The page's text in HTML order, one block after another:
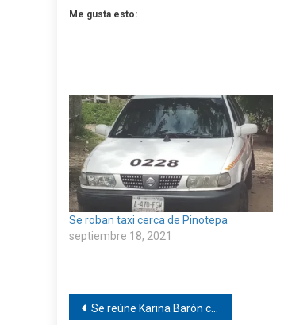
Me gusta esto:
Se roban taxi cerca de Pinotepa
septiembre 18, 2021
Navegación
Se reúne Karina Barón con edil de Llano Grande